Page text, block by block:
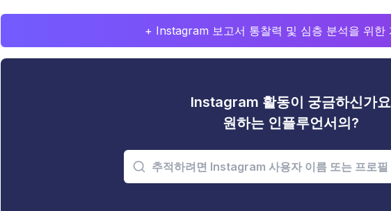
+ Instagram 보고서 통찰력 및 심층 분석을 위한
Instagram 활동이 궁금하신가요
원하는 인플루언서의?